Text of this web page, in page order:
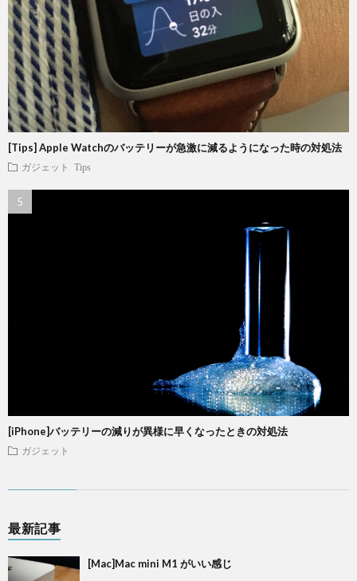
[Tips] Apple Watchのバッテリーが急激に減るようになった時の対処法
ガジェット Tips
[iPhone]バッテリーの減りが異様に早くなったときの対処法
ガジェット
最新記事
[Mac]Mac mini M1 がいい感じ